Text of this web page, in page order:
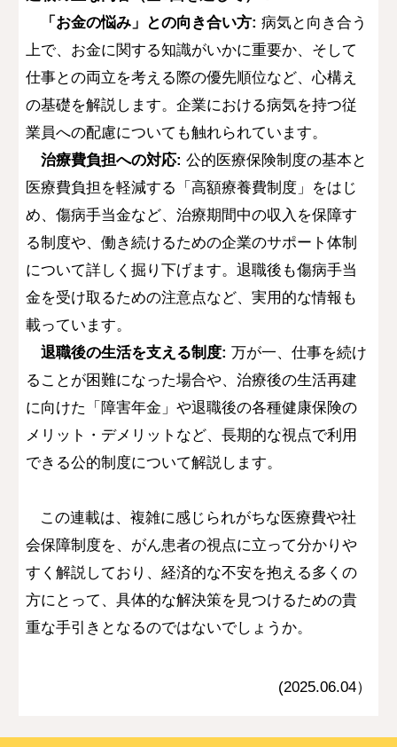
「お金の悩み」との向き合い方:病気と向き合う
上で、お金に関する知識がいかに重要か、そして
仕事との両立を考える際の優先順位など、心構え
の基礎を解説します。企業における病気を持つ従
業員への配慮についても触れられています。
治療費負担への対応:公的医療保険制度の基本と
医療費負担を軽減する「高額療養費制度」をはじ
め、傷病手当金など、治療期間中の収入を保障す
る制度や、働き続けるための企業のサポート体制
について詳しく掘り下げます。退職後も傷病手当
金を受け取るための注意点など、実用的な情報も
載っています。
退職後の生活を支える制度:万が一、仕事を続け
ることが困難になった場合や、治療後の生活再建
に向けた「障害年金」や退職後の各種健康保険の
メリット・デメリットなど、長期的な視点で利用
できる公的制度について解説します。
この連載は、複雑に感じられがちな医療費や社
会保障制度を、がん患者の視点に立って分かりや
すく解説しており、経済的な不安を抱える多くの
方にとって、具体的な解決策を見つけるための貴
重な手引きとなるのではないでしょうか。
(2025.06.04）